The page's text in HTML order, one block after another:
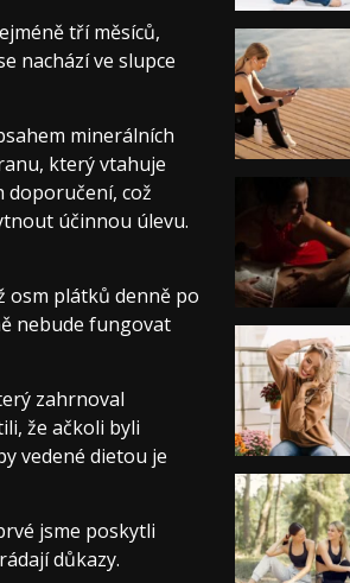
tří měsíců,
nachází ve slupce
minerálních
který vtahuje
doporučení, což
účinnou úlevu.
osm plátků denně po
nebude fungovat
zahrnoval
že ačkoli byli
vedené dietou je
jsme poskytli
důkazy.